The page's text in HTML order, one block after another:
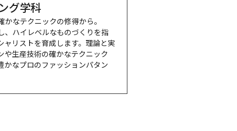
グ学科
なテクニックの修得から。
、ハイレベルなものづくりを指
ャリストを育成します。理論と実
や生産技術の確かなテクニック
かなプロのファッションパタン